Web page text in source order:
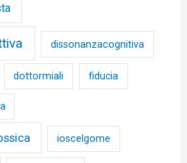
dissonanzacognitiva
dottormiali fiducia
ioscelgome